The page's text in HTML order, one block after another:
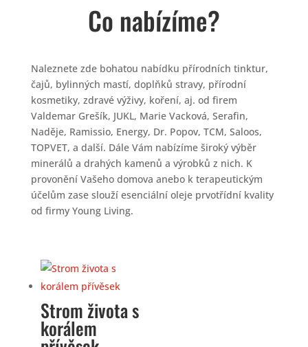
Co nabízíme?
Naleznete zde bohatou nabídku přírodních tinktur,
čajů, bylinných mastí, doplňků stravy, přírodní
kosmetiky, zdravé výživy, koření, aj. od firem
Valdemar Grešík, JUKL, Marie Vacková, Serafin,
Naděje, Ramissio, Energy, Dr. Popov, TCM, Saloos,
TOPVET, a další. Dále Vám nabízíme široký výběr
minerálů a drahých kamenů a výrobků z nich. K
provonění Vašeho domova anebo k terapeutickým
účelům zase slouží esenciální oleje prvotřídní kvality
od firmy Young Living.
Strom života s
korálem